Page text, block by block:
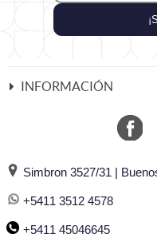
INFORMACIÓN
Simbron 3527/31 |
+5411 3512 4578
+5411 45046645